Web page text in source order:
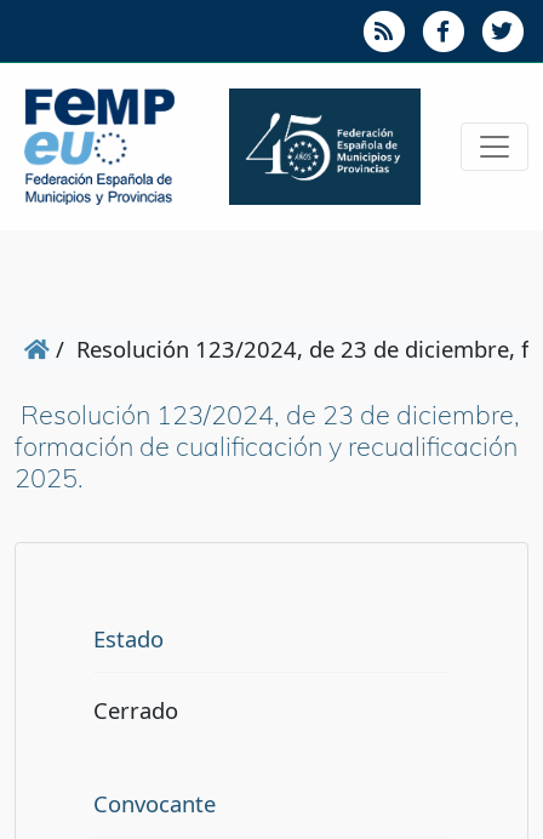
/ Resolución 123/2024, de 23 de diciembre,
Resolución 123/2024, de 23 de diciembre,
formación de cualificación y recualificación
2025.
Estado
Cerrado
Convocante